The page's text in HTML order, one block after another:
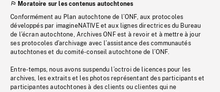
Moratoire sur les contenus autochtones
Conformément au Plan autochtone de l’ONF, aux protocoles
développés par imagineNATIVE et aux lignes directrices du Bureau
de l’écran autochtone, Archives ONF est à revoir et à mettre à jour
ses protocoles d’archivage avec l’assistance des communautés
autochtones et du comité-conseil autochtone de l’ONF.
Entre-temps, nous avons suspendu l’octroi de licences pour les
archives, les extraits et les photos représentant des participants et
participantes autochtones à des clients ou clientes qui ne